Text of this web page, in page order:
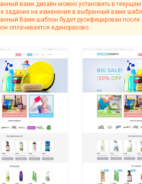
вами дизайн можно установить в
задание на изменения в выбранный вами
Вами шаблон будет русифицирован после
оплачивается единоразово.